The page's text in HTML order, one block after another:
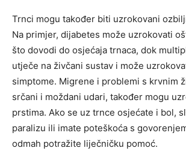
Trnci mogu također biti uzrokovani
Na primjer, dijabetes može uzrokovati
što dovodi do osjećaja trnaca, dok
utječe na živčani sustav i može
simptome. Migrene i problemi s krvnim
srčani i moždani udari, također mogu
prstima. Ako se uz trnce osjećate i bol,
paralizu ili imate poteškoća s
odmah potražite liječničku pomoć.